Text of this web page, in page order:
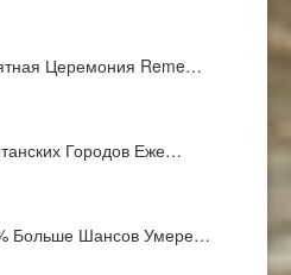
Церемония Reme…
Городов Еже…
Больше Шансов Умере…